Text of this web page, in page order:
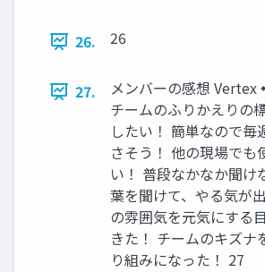
26. 26
27.
メンバーの感想
チームのふりかえりの
したい！ 簡単なので毎
さそう！ 他の現場でも
い！ 普段なかなか聞け
葉を聞けて、やる気が
の雰囲気を元気にする
きた！ チームのキズナ
り組みになった！ 27